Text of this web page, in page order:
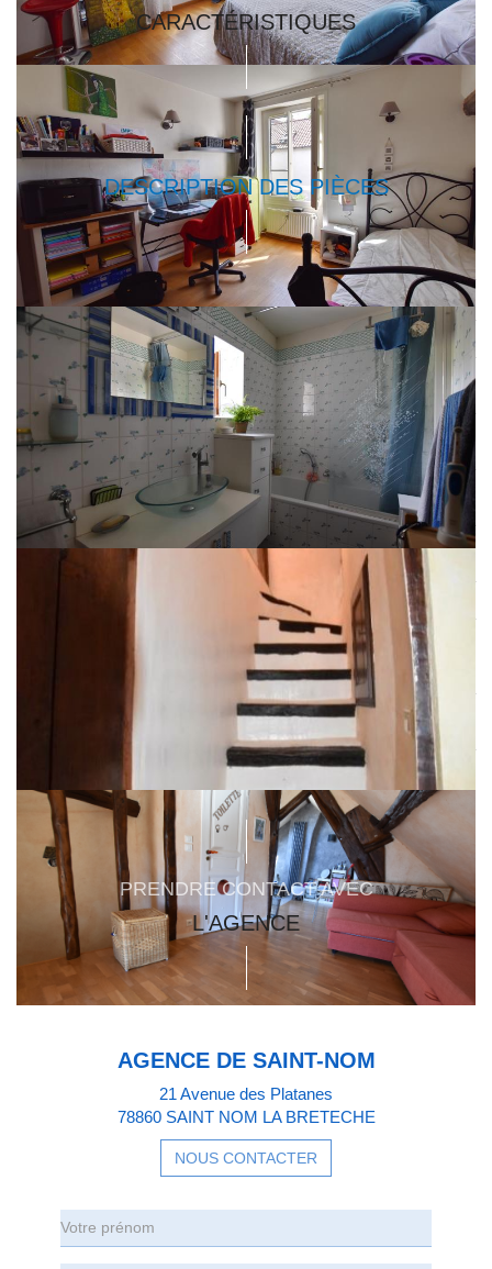
CARACTÉRISTIQUES
DESCRIPTION DES PIÈCES
Niveau Pièce m2 Exp. Vue Commentaires
0 Séjour 30,62
0
+
Cuisine
0
Chambre
10,23
1
Chambre
2
13,79
bains
4,08
Chambre
3
PRENDRE CONTACT AVEC
L'AGENCE
AGENCE DE SAINT-NOM
21 Avenue des Platanes
78860 SAINT NOM LA BRETECHE
NOUS CONTACTER